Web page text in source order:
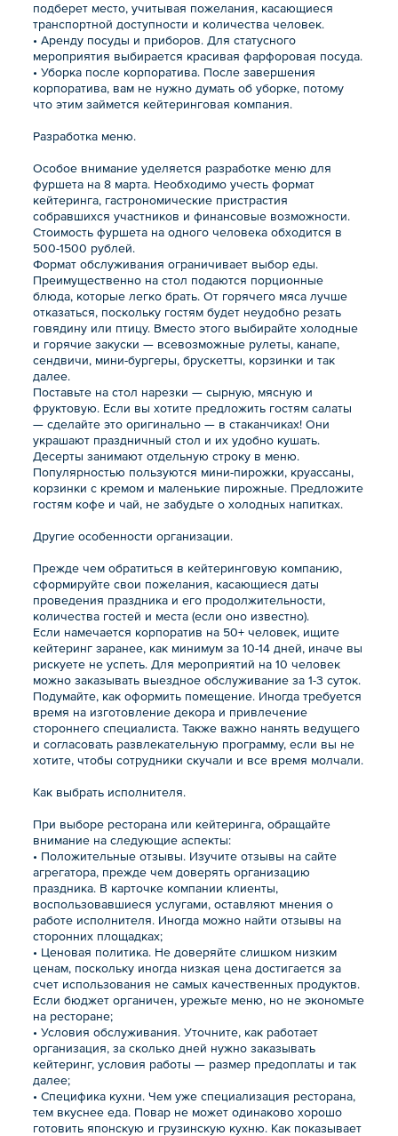
подберет место, учитывая пожелания, касающиеся
транспортной доступности и количества человек.
• Аренду посуды и приборов. Для статусного
мероприятия выбирается красивая фарфоровая посуда.
• Уборка после корпоратива. После завершения
корпоратива, вам не нужно думать об уборке, потому
что этим займется кейтеринговая компания.
Разработка меню.
Особое внимание уделяется разработке меню для
фуршета на 8 марта. Необходимо учесть формат
кейтеринга, гастрономические пристрастия
собравшихся участников и финансовые возможности.
Стоимость фуршета на одного человека обходится в
500-1500 рублей.
Формат обслуживания ограничивает выбор еды.
Преимущественно на стол подаются порционные
блюда, которые легко брать. От горячего мяса лучше
отказаться, поскольку гостям будет неудобно резать
говядину или птицу. Вместо этого выбирайте холодные
и горячие закуски — всевозможные рулеты, канапе,
сендвичи, мини-бургеры, брускетты, корзинки и так
далее.
Поставьте на стол нарезки — сырную, мясную и
фруктовую. Если вы хотите предложить гостям салаты
— сделайте это оригинально — в стаканчиках! Они
украшают праздничный стол и их удобно кушать.
Десерты занимают отдельную строку в меню.
Популярностью пользуются мини-пирожки, круассаны,
корзинки с кремом и маленькие пирожные. Предложите
гостям кофе и чай, не забудьте о холодных напитках.
Другие особенности организации.
Прежде чем обратиться в кейтеринговую компанию,
сформируйте свои пожелания, касающиеся даты
проведения праздника и его продолжительности,
количества гостей и места (если оно известно).
Если намечается корпоратив на 50+ человек, ищите
кейтеринг заранее, как минимум за 10-14 дней, иначе вы
рискуете не успеть. Для мероприятий на 10 человек
можно заказывать выездное обслуживание за 1-3 суток.
Подумайте, как оформить помещение. Иногда требуется
время на изготовление декора и привлечение
стороннего специалиста. Также важно нанять ведущего
и согласовать развлекательную программу, если вы не
хотите, чтобы сотрудники скучали и все время молчали.
Как выбрать исполнителя.
При выборе ресторана или кейтеринга, обращайте
внимание на следующие аспекты:
• Положительные отзывы. Изучите отзывы на сайте
агрегатора, прежде чем доверять организацию
праздника. В карточке компании клиенты,
воспользовавшиеся услугами, оставляют мнения о
работе исполнителя. Иногда можно найти отзывы на
сторонних площадках;
• Ценовая политика. Не доверяйте слишком низким
ценам, поскольку иногда низкая цена достигается за
счет использования не самых качественных продуктов.
Если бюджет органичен, урежьте меню, но не экономьте
на ресторане;
• Условия обслуживания. Уточните, как работает
организация, за сколько дней нужно заказывать
кейтеринг, условия работы — размер предоплаты и так
далее;
• Специфика кухни. Чем уже специализация ресторана,
тем вкуснее еда. Повар не может одинаково хорошо
готовить японскую и грузинскую кухню. Как показывает